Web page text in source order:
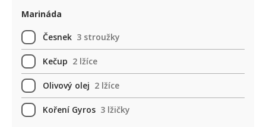
Marináda
Česnek 3 stroužky
Kečup 2 lžíce
Olivový olej 2 lžíce
Koření Gyros 3 lžičky